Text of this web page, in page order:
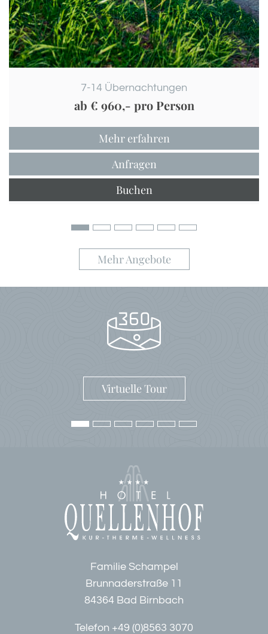
7-14 Übernachtungen
ab € 960,- pro Person
Mehr erfahren
Anfragen
Buchen
Mehr Angebote
Virtuelle Tour
Familie Schampel
Brunnaderstraße 11
84364 Bad Birnbach
Telefon +49 (0)8563 3070